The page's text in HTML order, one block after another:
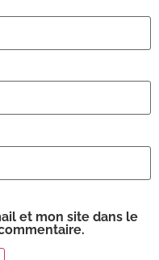
et mon site dans le